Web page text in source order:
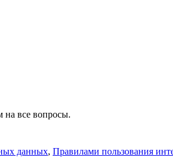
на все вопросы.
данных, Правилами пользования